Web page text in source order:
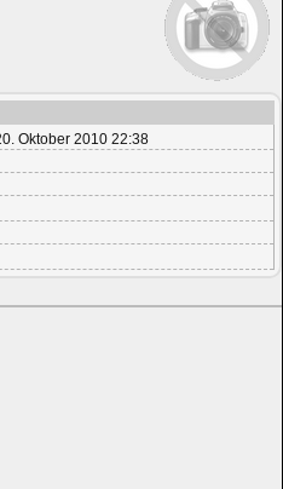
Oktober 2010 22:38